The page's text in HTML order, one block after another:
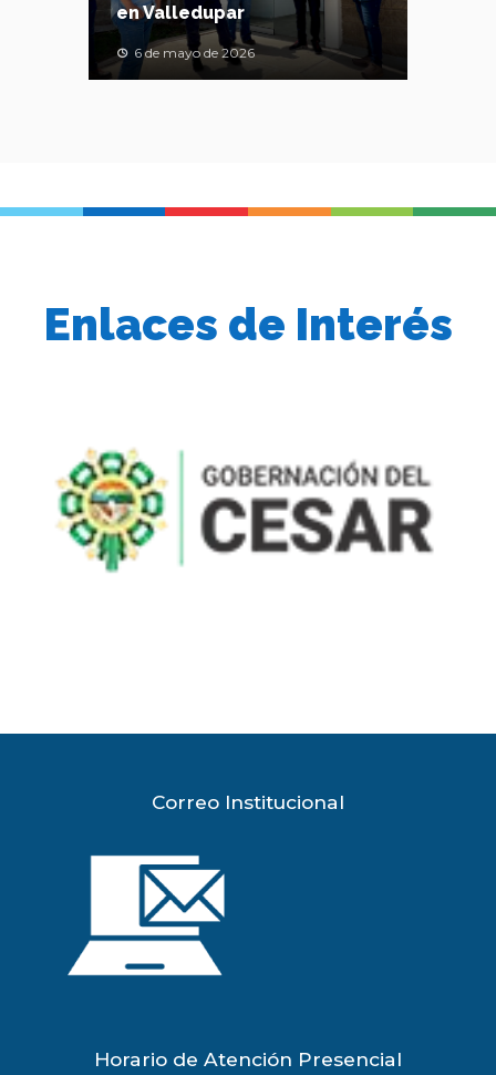
en Valledupar
6 de mayo de 2026
Enlaces de Interés
Correo Institucional
Horario de Atención Presencial